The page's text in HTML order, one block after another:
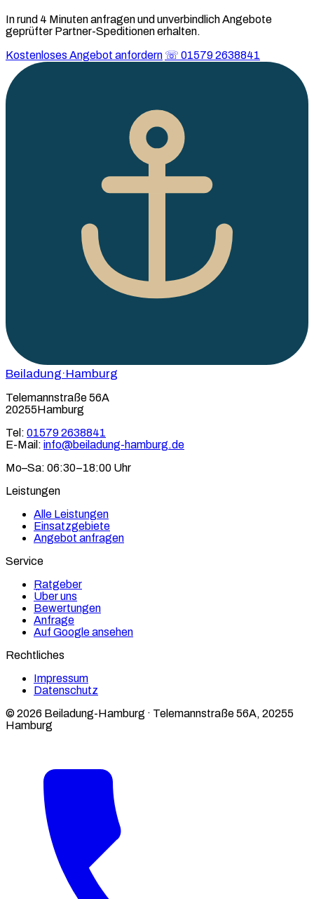
In rund 4 Minuten anfragen und unverbindlich Angebote
geprüfter Partner-Speditionen erhalten.
Kostenloses Angebot anfordern ☏ 01579 2638841
Beiladung·Hamburg
Telemannstraße 56A
20255Hamburg
Tel: 01579 2638841
E-Mail: info@beiladung-hamburg.de
Mo–Sa: 06:30–18:00 Uhr
Leistungen
Alle Leistungen
Einsatzgebiete
Angebot anfragen
Service
Ratgeber
Über uns
Bewertungen
Anfrage
Auf Google ansehen
Rechtliches
Impressum
Datenschutz
© 2026 Beiladung-Hamburg · Telemannstraße 56A, 20255
Hamburg